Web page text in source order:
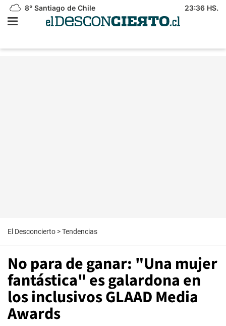
8° Santiago de Chile 23:36 HS.
El Desconcierto >Tendencias
No para de ganar: "Una mujer
fantástica" es galardona en
los inclusivos GLAAD Media
Awards